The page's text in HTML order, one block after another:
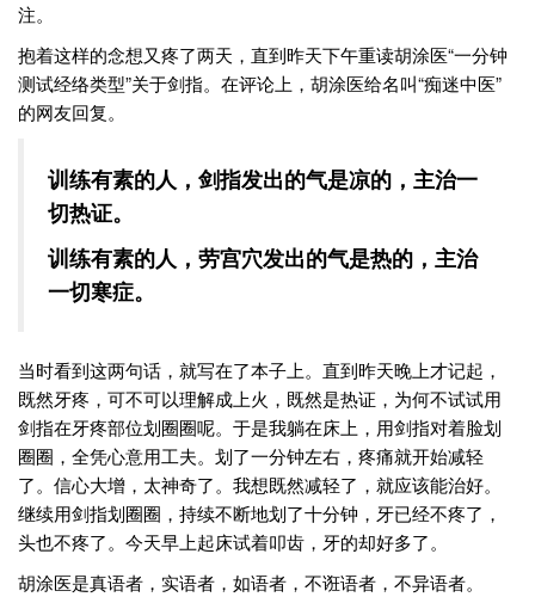
注。
抱着这样的念想又疼了两天，直到昨天下午重读胡涂医“一分钟
测试经络类型”关于剑指。在评论上，胡涂医给名叫“痴迷中医”
的网友回复。
训练有素的人，剑指发出的气是凉的，主治一
切热证。
训练有素的人，劳宫穴发出的气是热的，主治
一切寒症。
当时看到这两句话，就写在了本子上。直到昨天晚上才记起，
既然牙疼，可不可以理解成上火，既然是热证，为何不试试用
剑指在牙疼部位划圈圈呢。于是我躺在床上，用剑指对着脸划
圈圈，全凭心意用工夫。划了一分钟左右，疼痛就开始减轻
了。信心大增，太神奇了。我想既然减轻了，就应该能治好。
继续用剑指划圈圈，持续不断地划了十分钟，牙已经不疼了，
头也不疼了。今天早上起床试着叩齿，牙的却好多了。
胡涂医是真语者，实语者，如语者，不诳语者，不异语者。